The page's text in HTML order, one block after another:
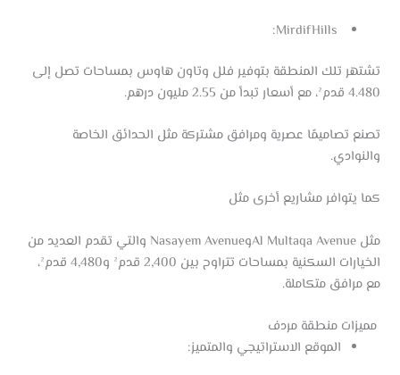
تشتهر تلك المنطقة بتوفير فلل وتاون هاوس بمساحات تصل إلى
4.480 قدم²، مع أسعار تبدأ من 2.55 مليون درهم.
تصنع تصاميمًا عصرية ومرافق مشتركة مثل الحدائق الخاصة
والنوادي.
كما يتوافر مشاريع أخرى مثل
مثل Al Multaqa AvenueوNasayem Avenue والتي تقدم العديد من
الخيارات السكنية بمساحات تتراوح بين 2,400 قدم² و4,480 قدم²،
مع مرافق متكاملة.
مميزات منطقة مردف
الموقع الاستراتيجي والمتميز: